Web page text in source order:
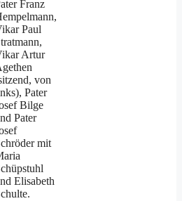
Franz
Paul
Artur
von
Pater
Bilge
Pater
mit
Elisabeth